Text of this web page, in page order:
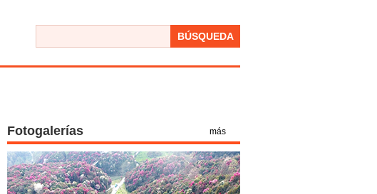
BÚSQUEDA
Fotogalerías más